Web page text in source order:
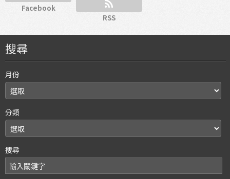
Facebook
RSS
搜尋
月份
分類
搜尋